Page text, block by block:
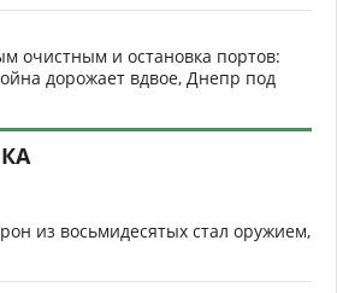
очистным и остановка портов:
дорожает вдвое, Днепр под
из восьмидесятых стал оружием,